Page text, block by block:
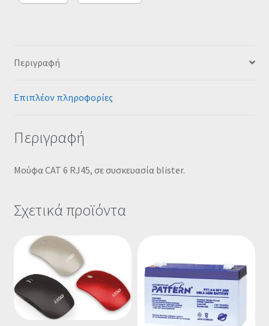
Περιγραφή
Επιπλέον πληροφορίες
Περιγραφή
Μούφα CAT 6 RJ45, σε συσκευασία blister.
Σχετικά προϊόντα